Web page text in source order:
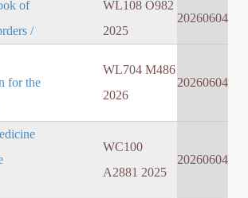
of
/
WL108 O982
2025
20260604
for the
WL704 M486
2026
20260604
WC100
A2881 2025
20260604